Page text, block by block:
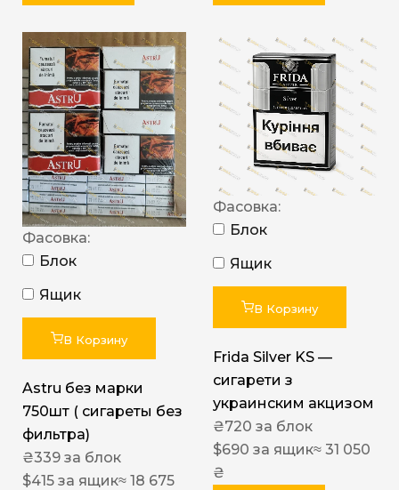
Фасовка:
Блок
Ящик
В Корзину
Astru без марки
750шт ( сигареты без
фильтра)
₴339 за блок
$415 за ящик≈ 18 675
Фасовка:
Блок
Ящик
В Корзину
Frida Silver KS —
сигарети з
украинским акцизом
₴720 за блок
$690 за ящик≈ 31 050
₴